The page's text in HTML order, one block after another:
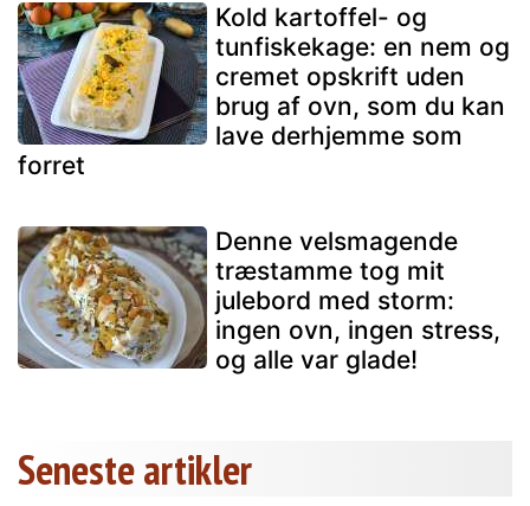
Kold kartoffel- og
tunfiskekage: en nem og
cremet opskrift uden
brug af ovn, som du kan
lave derhjemme som
forret
Denne velsmagende
træstamme tog mit
julebord med storm:
ingen ovn, ingen stress,
og alle var glade!
Seneste artikler